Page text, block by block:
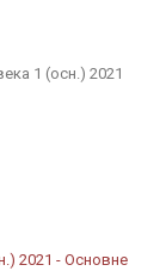
1 (осн.) 2021
2021 - Основне